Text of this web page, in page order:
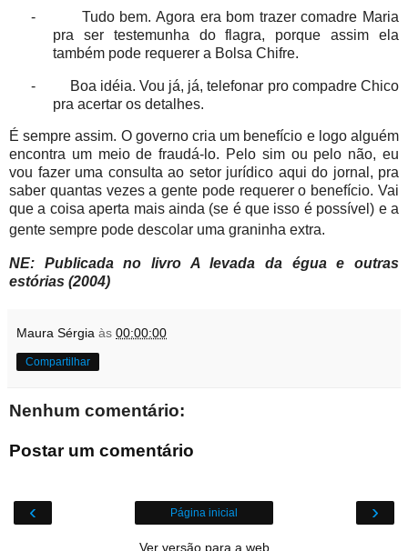
-
Tudo bem. Agora era bom trazer comadre Maria
pra ser testemunha do flagra, porque assim ela
também pode requerer a Bolsa Chifre.
-
Boa idéia. Vou já, já, telefonar pro compadre Chico
pra acertar os detalhes.
É sempre assim. O governo cria um benefício e logo alguém
encontra um meio de fraudá-lo. Pelo sim ou pelo não, eu
vou fazer uma consulta ao setor jurídico aqui do jornal, pra
saber quantas vezes a gente pode requerer o benefício. Vai
que a coisa aperta mais ainda (se é que isso é possível) e a
gente sempre pode descolar uma graninha extra.
NE: Publicada no livro A levada da égua e outras
estórias (2004)
Maura Sérgia às 00:00:00
Compartilhar
Nenhum comentário:
Postar um comentário
‹ ›
Página inicial
Ver versão para a web